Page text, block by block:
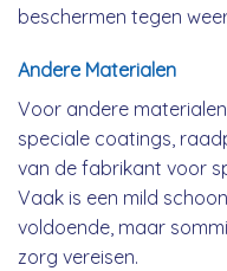
beschermen tegen
Andere Materialen
Voor andere
speciale coatings,
van de fabrikant voor
Vaak is een mild
voldoende, maar
zorg vereisen.